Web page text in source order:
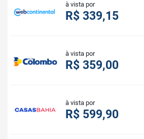
à vista por
R$ 339,15
à vista por
R$ 359,00
à vista por
R$ 599,90